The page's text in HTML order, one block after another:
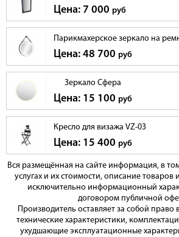
Цена: 7 000 руб
Парикмахерское зеркало на
Цена: 48 700 руб
Зеркало Сфера
Цена: 15 100 руб
Кресло для визажа VZ-03
Цена: 15 400 руб
Вся размещённая на сайте информация, в
услугах и их стоимости, описание товаров
исключительно информационный
договором публичной
Производитель оставляет за собой право
технические характеристики,
ухудшающие эксплуатационные